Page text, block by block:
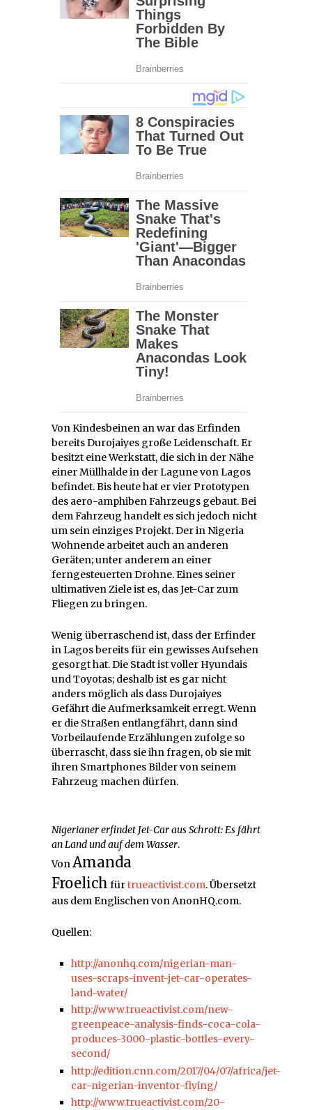
Von Kindesbeinen an war das Erfinden
bereits Durojaiyes große Leidenschaft. Er
besitzt eine Werkstatt, die sich in der Nähe
einer Müllhalde in der Lagune von Lagos
befindet. Bis heute hat er vier Prototypen
des aero-amphiben Fahrzeugs gebaut. Bei
dem Fahrzeug handelt es sich jedoch nicht
um sein einziges Projekt. Der in Nigeria
Wohnende arbeitet auch an anderen
Geräten; unter anderem an einer
ferngesteuerten Drohne. Eines seiner
ultimativen Ziele ist es, das Jet-Car zum
Fliegen zu bringen.
Wenig überraschend ist, dass der Erfinder
in Lagos bereits für ein gewisses Aufsehen
gesorgt hat. Die Stadt ist voller Hyundais
und Toyotas; deshalb ist es gar nicht
anders möglich als dass Durojaiyes
Gefährt die Aufmerksamkeit erregt. Wenn
er die Straßen entlangfährt, dann sind
Vorbeilaufende Erzählungen zufolge so
überrascht, dass sie ihn fragen, ob sie mit
ihren Smartphones Bilder von seinem
Fahrzeug machen dürfen.
Nigerianer erfindet Jet-Car aus Schrott: Es fährt
an Land und auf dem Wasser.
VonAmanda
Froelich fürtrueactivist.com. Übersetzt
aus dem Englischen von AnonHQ.com.
Quellen:
http://anonhq.com/nigerian-man-
uses-scraps-invent-jet-car-operates-
land-water/
http://www.trueactivist.com/new-
greenpeace-analysis-finds-coca-cola-
produces-3000-plastic-bottles-every-
second/
http://edition.cnn.com/2017/04/07/africa/jet-
car-nigerian-inventor-flying/
http://www.trueactivist.com/20-